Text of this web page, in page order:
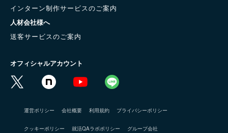
インターン制作サービスのご案内
人材会社様へ
送客サービスのご案内
オフィシャルアカウント
運営ポリシー 会社概要 利用規約 プライバシーポリシー
クッキーポリシー 就活QAラボポリシー グループ会社